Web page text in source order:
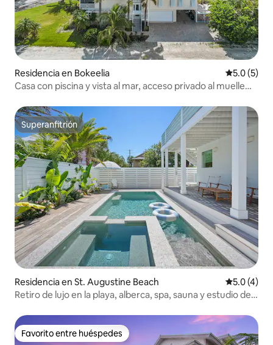
Residencia en Bokeelia
5.0 (5)
Casa con piscina y vista al mar, acceso privado al muelle
Superanfitrión
Superanfitrión
Residencia en St. Augustine Beach
5.0 (4)
Retiro de lujo en la playa, alberca, spa, sauna y estudio de
Favorito entre huéspedes
Favorito entre huéspedes